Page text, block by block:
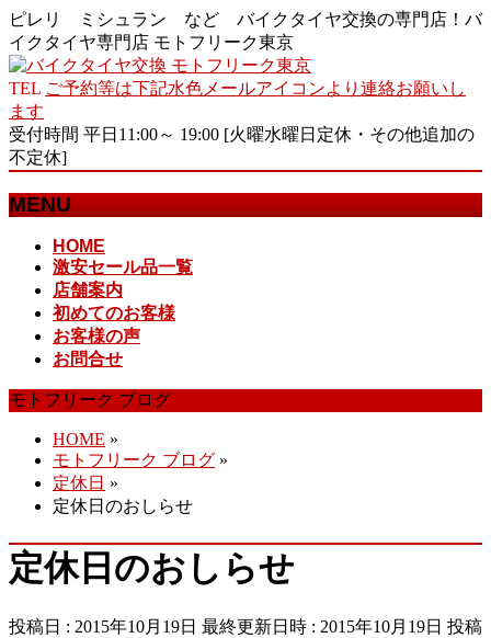
ピレリ ミシュラン など バイクタイヤ交換の専門店！バ
イクタイヤ専門店 モトフリーク東京
TEL ご予約等は下記水色メールアイコンより連絡お願いし
ます
受付時間 平日11:00～ 19:00 [火曜水曜日定休・その他追加の
不定休]
MENU
ば
す
HOME
激安セール品一覧
店舗案内
初めてのお客様
お客様の声
お問合せ
モトフリーク ブログ
HOME »
モトフリーク ブログ »
定休日 »
定休日のおしらせ
定休日のおしらせ
投稿日 : 2015年10月19日 最終更新日時 : 2015年10月19日 投稿